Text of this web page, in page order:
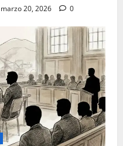
marzo 20, 2026 0